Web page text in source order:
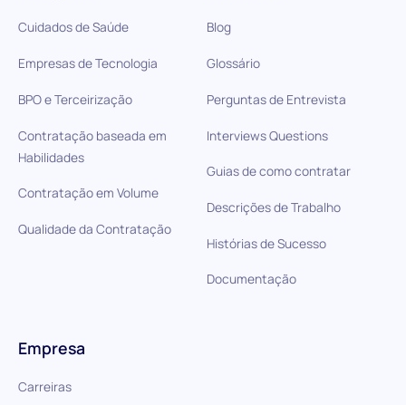
Cuidados de Saúde
Empresas de Tecnologia
BPO e Terceirização
Contratação baseada em
Habilidades
Contratação em Volume
Qualidade da Contratação
Blog
Glossário
Perguntas de Entrevista
Interviews Questions
Guias de como contratar
Descrições de Trabalho
Histórias de Sucesso
Documentação
Empresa
Carreiras